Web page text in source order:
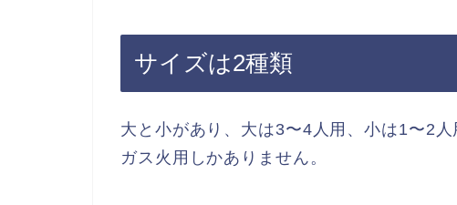
サイズは2種類
大と小があり、大は3〜4人用、小は1〜2人
ガス火用しかありません。